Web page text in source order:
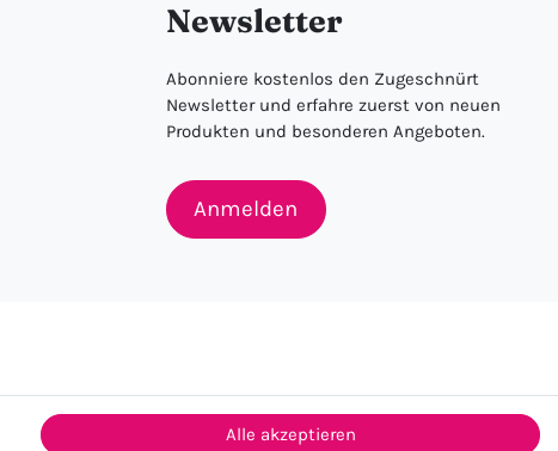
Newsletter
Abonniere kostenlos den Zugeschnürt
Newsletter und erfahre zuerst von neuen
Produkten und besonderen Angeboten.
Anmelden
Alle akzeptieren